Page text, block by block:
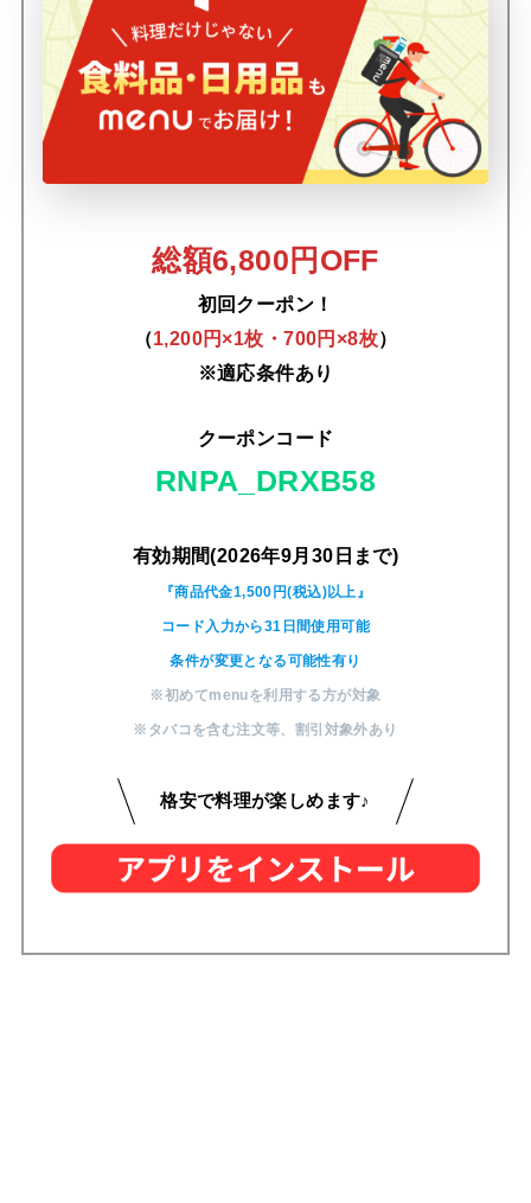
総額6,800円OFF
初回クーポン！
（1,200円×1枚・700円×8枚）
※適応条件あり
クーポンコード
RNPA_DRXB58
有効期間(2026年9月30日まで)
『商品代金1,500円(税込)以上』
コード入力から31日間使用可能
条件が変更となる可能性有り
※初めてmenuを利用する方が対象
※タバコを含む注文等、 割引対象外あり
格安で料理が楽しめます♪